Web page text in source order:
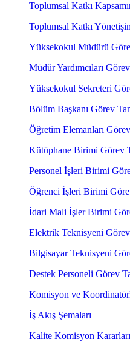
Toplumsal Katkı
Toplumsal Katkı
Yüksekokul Müdürü
Müdür Yardımcıları Görev
Yüksekokul Sekreteri
Bölüm Başkanı Görev
Öğretim Elemanları Görev
Kütüphane Birimi Görev
Personel İşleri Birimi
Öğrenci İşleri Birimi
İdari Mali İşler Birimi
Elektrik Teknisyeni Görev
Bilgisayar Teknisyeni
Destek Personeli Görev
Komisyon ve
İş Akış Şemaları
Kalite Komisyon Kararları